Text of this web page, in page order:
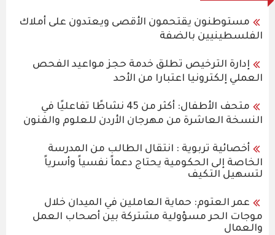
مستوطنون يقتحمون الأقصى ويعتدون على أملاك
الفلسطينيين بالضفة
إدارة الترخيص تطلق خدمة حجز مواعيد الفحص
العملي إلكترونيا اعتبارا من الأحد
متحف الأطفال: أكثر من 45 نشاطًا تفاعليًا في
النسخة العاشرة من مهرجان الأردن للعلوم والفنون
أخصائية تربوية : انتقال الطالب من المدرسة
الخاصة إلى الحكومية يحتاج دعماً نفسياً وأسرياً
لتسهيل التكيف
عمر العتوم: حماية العاملين في الميدان خلال
موجات الحر مسؤولية مشتركة بين أصحاب العمل
والعمال